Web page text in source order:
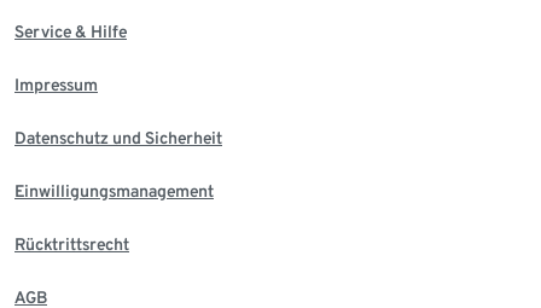
Service & Hilfe
Impressum
Datenschutz und Sicherheit
Einwilligungsmanagement
Rücktrittsrecht
AGB